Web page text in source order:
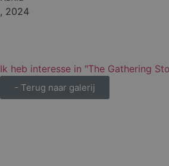
, 2024
Ik heb interesse in "The Gathering
- Terug naar galerij